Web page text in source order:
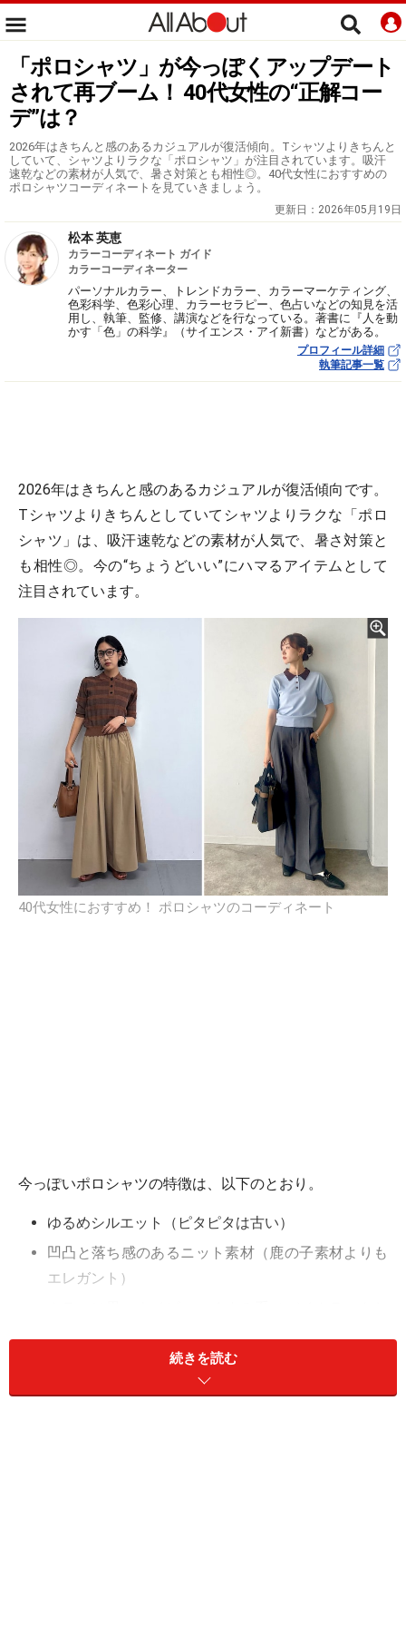
「ポロシャツ」が今っぽくアップデート
されて再ブーム！ 40代女性の“正解コー
デ”は？
2026年はきちんと感のあるカジュアルが復活傾向。Tシャツよりきちんと
していて、シャツよりラクな「ポロシャツ」が注目されています。吸汗
速乾などの素材が人気で、暑さ対策とも相性◎。40代女性におすすめの
ポロシャツコーディネートを見ていきましょう。
更新日： 2026年05月19日
松本 英恵
カラーコーディネート ガイド
カラーコーディネーター
パーソナルカラー、トレンドカラー、カラーマーケティング、
色彩科学、色彩心理、カラーセラピー、色占いなどの知見を活
用し、執筆、監修、講演などを行なっている。著書に『人を動
かす「色」の科学』（サイエンス・アイ新書）などがある。
プロフィール詳細
執筆記事一覧
2026年はきちんと感のあるカジュアルが復活傾向です。
Tシャツよりきちんとしていてシャツよりラクな「ポロ
シャツ」は、吸汗速乾などの素材が人気で、暑さ対策と
も相性◎。今の“ちょうどいい”にハマるアイテムとして
注目されています。
40代女性におすすめ！ ポロシャツのコーディネート
今っぽいポロシャツの特徴は、以下のとおり。
ゆるめシルエット（ピタピタは古い）
凹凸と落ち感のあるニット素材（鹿の子素材よりも
エレガント）
トを見ていきましょう。
続きを読む